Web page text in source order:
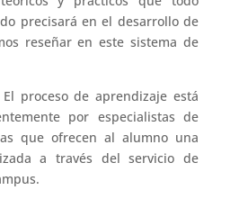
precisará en el desarrollo de
reseñar en este sistema de
El proceso de aprendizaje está
por especialistas de
que ofrecen al alumno una
a través del servicio de